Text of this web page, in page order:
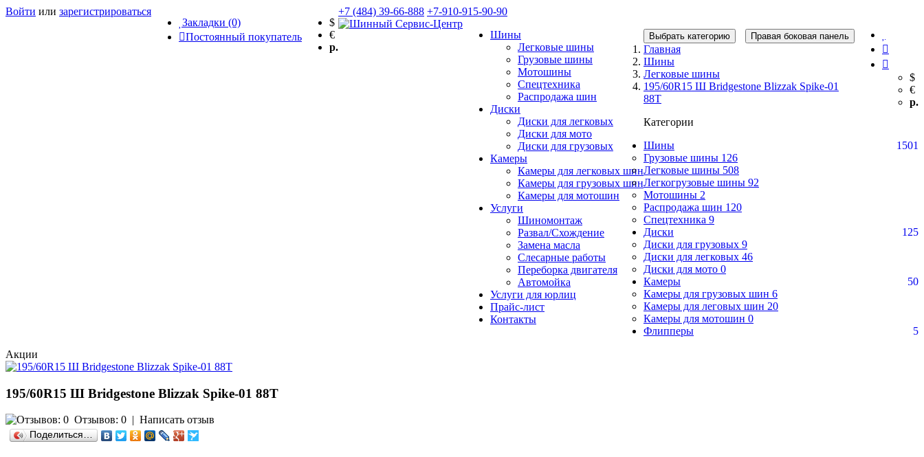
Войти или зарегистрироваться
Закладки (0)
Постоянный покупатель
$
€
р.
+7 (484) 39-66-888 +7-910-915-90-90
Шины
Легковые шины
Грузовые шины
Мотошины
Спецтехника
Распродажа шин
Диски
Диски для легковых
Диски для мото
Диски для грузовых
Камеры
Камеры для легковых шин
Камеры для грузовых шин
Камеры для мотошин
Услуги
Шиномонтаж
Развал/Схождение
Замена масла
Слесарные работы
Переборка двигателя
Автомойка
Услуги для юрлиц
Прайс-лист
Контакты
$
€
р.
Выбрать категорию Правая боковая панель
Главная
Шины
Легковые шины
195/60R15 Ш Bridgestone Blizzak Spike-01
88T
Категории
Шины
1501
Грузовые шины 126
Легковые шины 508
Легкогрузовые шины 92
Мотошины 2
Распродажа шин 120
Спецтехника 9
Диски
125
Диски для грузовых 9
Диски для легковых 46
Диски для мото 0
Камеры
50
Камеры для грузовых шин 6
Камеры для леговых шин 20
Камеры для мотошин 0
Флипперы
5
Акции
195/60R15 Ш Bridgestone Blizzak Spike-01 88T
Отзывов: 0 | Написать отзыв
Поделиться…